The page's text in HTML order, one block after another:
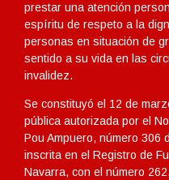
prestar una atención
espíritu de respeto a la
personas en situación de
sentido a su vida en las
invalidez.
Se constituyó el 12 de
pública autorizada por el
Pou Ampuero, número 306
inscrita en el Registro de
Navarra, con el número